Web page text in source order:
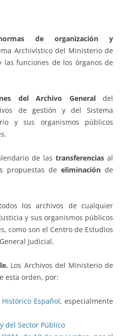
de organización y
Archivístico del Ministerio de
las funciones de los órganos de
del Archivo Generaldel
de gestión y del Sistema
y sus organismos públicos
de las transferencias al
propuestas de eliminación de
los archivos de cualquier
y sus organismos públicos
como son el Centro de Estudios
Judicial.
Los Archivos del Ministerio de
esta orden, por:
Español, especialmente
del Sector Público